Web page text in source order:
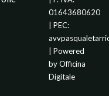
01643680620
| PEC:
| Powered
byOfficina
Digitale